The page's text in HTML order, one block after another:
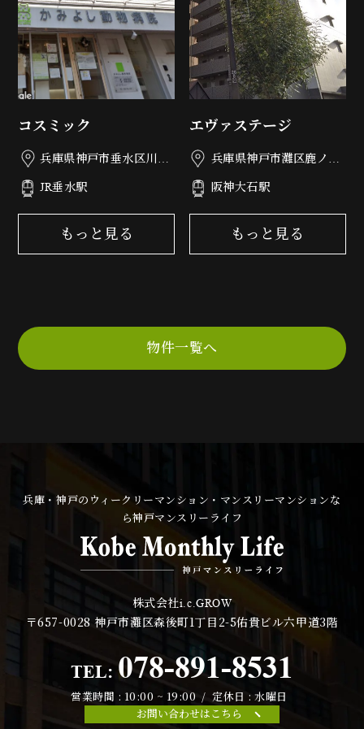
コスミック
兵庫県神戸市垂水区川原
JR垂水駅
もっと見る
エヴァステージ
兵庫県神戸市灘区鹿ノ下
阪神大石駅
もっと見る
物件一覧へ
兵庫・神戸のウィークリーマンション・マンスリーマンションな
ら神戸マンスリーライフ
株式会社i.c.GROW
〒657-0028神戸市灘区森後町1丁目2-5佑貴ビル六甲道3階
TEL: 078-891-8531
営業時間 : 10:00 ~ 19:00 / 定休日 : 水曜日
お問い合わせはこちら